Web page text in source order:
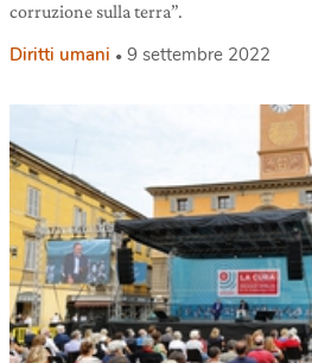
corruzione sulla terra”.
Diritti umani 9 settembre 2022